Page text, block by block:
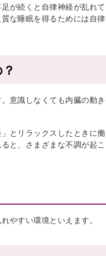
が続くと自律神経が乱れ
な睡眠を得るためには自
意識しなくても内臓の動
とリラックスしたときに
と、さまざまな不調が起
やすい環境といえます。